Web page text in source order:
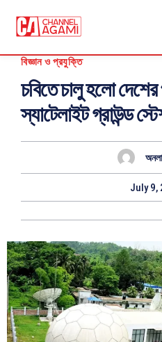
বিজ্ঞান ও প্রযুক্তি
চবিতে চালু হলো
স্যাটেলাইট গ্রাউন্ড
July 9,